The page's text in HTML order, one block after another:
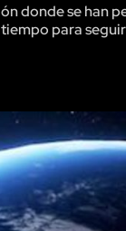
donde se han
para